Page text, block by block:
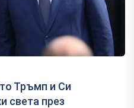
Тръмп и Си
света през